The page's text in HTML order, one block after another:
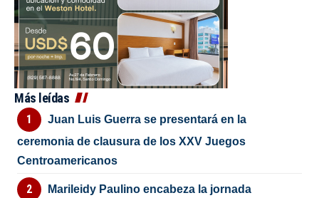
Más leídas
Juan Luis Guerra se presentará en la
ceremonia de clausura de los XXV Juegos
Centroamericanos
Marileidy Paulino encabeza la jornada